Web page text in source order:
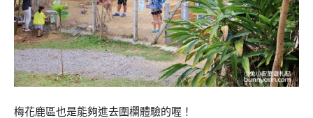
梅花鹿區也是能夠進去圍欄體驗的喔！